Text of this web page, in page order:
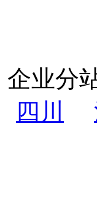
企业分
四川